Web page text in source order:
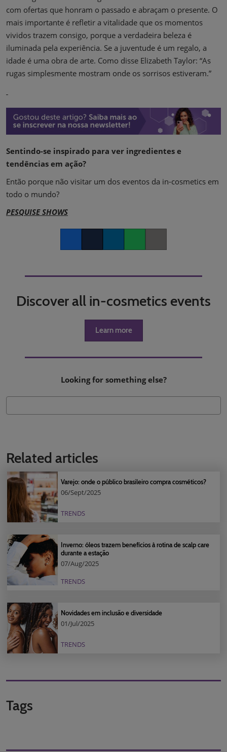
com ofertas que honram o passado e abraçam o presente. O
mais importante é refletir a vitalidade que os momentos
vividos trazem consigo, porque a verdadeira beleza é
iluminada pela experiência. Se a juventude é um regalo, a
idade é uma obra de arte. Como disse Elizabeth Taylor: “As
rugas simplesmente mostram onde os sorrisos estiveram.”
Sentindo-se inspirado para ver ingredientes e
tendências em ação?
Então porque não visitar um dos eventos da in-cosmetics em
todo o mundo?
PESQUISE SHOWS
Discover all in-cosmetics events
Learn more
Looking for something else?
Related articles
Varejo: onde o público brasileiro compra cosméticos?
06/Sept/2025
TRENDS
Inverno: óleos trazem benefícios à rotina de scalp care
durante a estação
07/Aug/2025
TRENDS
Novidades em inclusão e diversidade
01/Jul/2025
TRENDS
Tags